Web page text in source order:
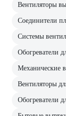
Вентиляторы
Соединители
Системы
Обогреватели
Механические
Вентиляторы
Обогреватели